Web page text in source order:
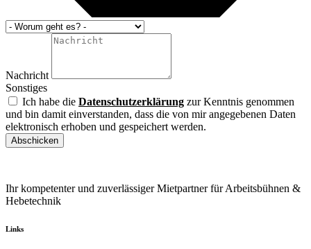
Nachricht
Sonstiges
Ich habe die Datenschutzerklärung zur Kenntnis genommen
und bin damit einverstanden, dass die von mir angegebenen Daten
elektronisch erhoben und gespeichert werden.
Abschicken
Ihr kompetenter und zuverlässiger Mietpartner für Arbeitsbühnen &
Hebetechnik
Links